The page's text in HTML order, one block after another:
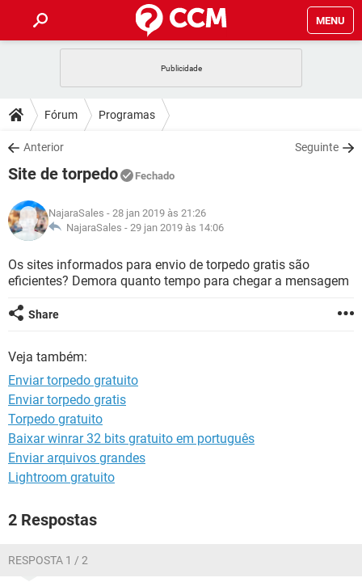
MENU
CELULAR
OUTLOOK
INSTAGRAM
GUIA DE COMPRAS
DICAS
JOGOS
INSTAGRAM GMAIL
GUIA DE COMPRAS
DOWNLOADS
JOGOS
CELULAR
OUTLOOK EXCEL
INSTAGRAM GMAIL
GUIA DE COMPRAS
JOGOS WHATSAPP
CELULAR
OUTLOOK EXCEL
GLOSSÁRIO
JOGOS WHATSAPP
CELULAR FACEBOOK
OUTLOOK
GUIA DE COMPRAS
Fórum Programas
Anterior Seguinte
Site de torpedo Fechado
NajaraSales - 28 jan 2019 às 21:26
NajaraSales - 29 jan 2019 às 14:06
Os sites informados para envio de torpedo gratis são
eficientes? Demora quanto tempo para chegar a mensagem
Share
Veja também:
Enviar torpedo gratuito
Enviar torpedo gratis
Torpedo gratuito
Baixar winrar 32 bits gratuito em português
Enviar arquivos grandes
Lightroom gratuito
2 Respostas
RESPOSTA 1 / 2